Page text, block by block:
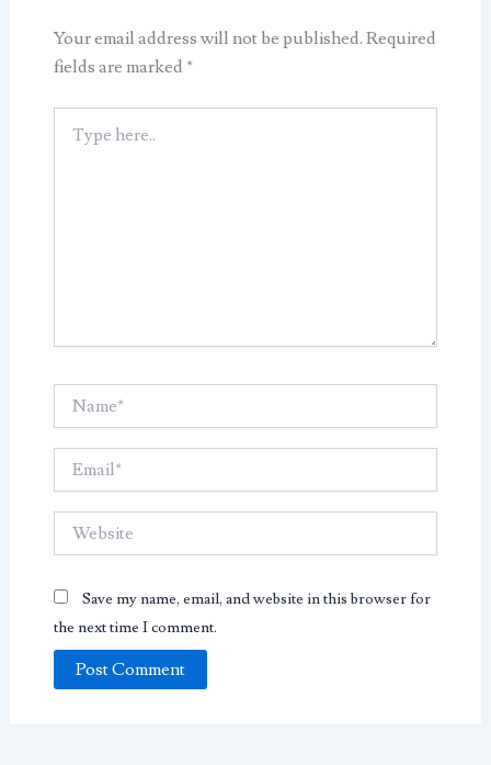
Your email address will not be published. Required
fields are marked *
here..
Website
Save my name, email, and website in this browser for
the next time I comment.